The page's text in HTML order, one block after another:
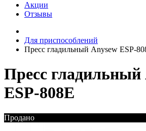
Акции
Отзывы
Для приспособлений
Пресс гладильный Anysew ESP-
Пресс гладильный
ESP-808E
Продано